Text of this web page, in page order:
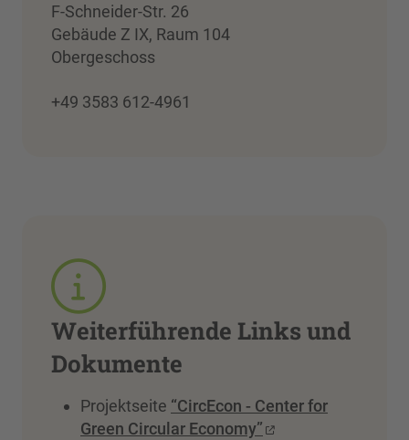
F-Schneider-Str. 26
Gebäude Z IX, Raum 104
Obergeschoss
+49 3583 612-4961
Weiterführende Links und
Dokumente
Projektseite “CircEcon - Center for
Green Circular Economy”